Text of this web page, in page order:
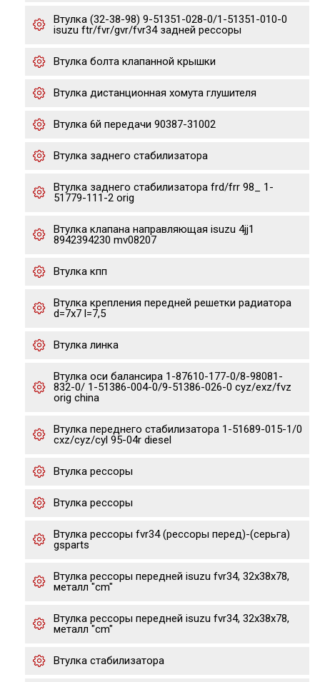
Втулка (32-38-98) 9-51351-028-0/1-51351-010-0
isuzu ftr/fvr/gvr/fvr34 задней рессоры
Втулка болта клапанной крышки
Втулка дистанционная хомута глушителя
Втулка 6й передачи 90387-31002
Втулка заднего стабилизатора
Втулка заднего стабилизатора frd/frr 98_ 1-
51779-111-2 orig
Втулка клапана направляющая isuzu 4jj1
8942394230 mv08207
Втулка кпп
Втулка крепления передней решетки радиатора
d=7x7 l=7,5
Втулка линка
Втулка оси балансира 1-87610-177-0/8-98081-
832-0/ 1-51386-004-0/9-51386-026-0 cyz/exz/fvz
orig china
Втулка переднего стабилизатора 1-51689-015-1/0
cxz/cyz/cyl 95-04r diesel
Втулка рессоры
Втулка рессоры
Втулка рессоры fvr34 (рессоры перед)-(серьга)
gsparts
Втулка рессоры передней isuzu fvr34, 32x38x78,
металл "cm"
Втулка рессоры передней isuzu fvr34, 32x38x78,
металл "cm"
Втулка стабилизатора